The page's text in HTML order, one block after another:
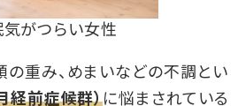
がつらい女性
の重み、めまいなどの不調とい
経前症候群）に悩まされている